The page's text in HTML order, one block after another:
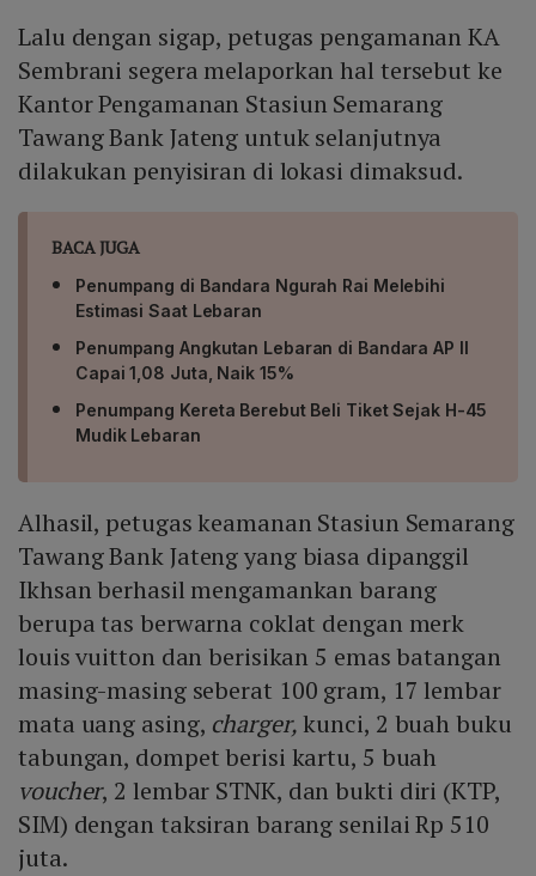
Lalu dengan sigap, petugas pengamanan KA
Sembrani segera melaporkan hal tersebut ke
Kantor Pengamanan Stasiun Semarang
Tawang Bank Jateng untuk selanjutnya
dilakukan penyisiran di lokasi dimaksud.
BACA JUGA
Penumpang di Bandara Ngurah Rai Melebihi
Estimasi Saat Lebaran
Penumpang Angkutan Lebaran di Bandara AP II
Capai 1,08 Juta, Naik 15%
Penumpang Kereta Berebut Beli Tiket Sejak H-45
Mudik Lebaran
Alhasil, petugas keamanan Stasiun Semarang
Tawang Bank Jateng yang biasa dipanggil
Ikhsan berhasil mengamankan barang
berupa tas berwarna coklat dengan merk
louis vuitton dan berisikan 5 emas batangan
masing-masing seberat 100 gram, 17 lembar
mata uang asing, charger,kunci, 2 buah buku
tabungan, dompet berisi kartu, 5 buah
voucher, 2 lembar STNK, dan bukti diri (KTP,
SIM) dengan taksiran barang senilai Rp 510
juta.